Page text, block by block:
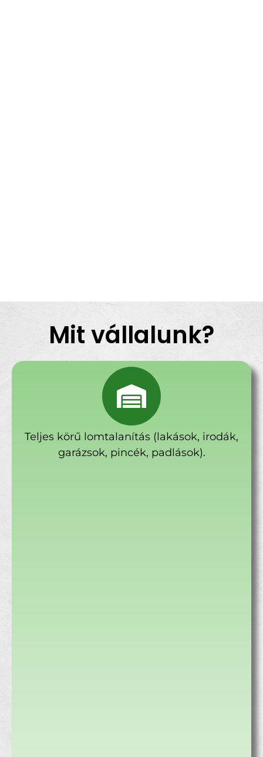
Mit vállalunk?
Teljes körű lomtalanítás (lakások, irodák,
garázsok, pincék, padlások).